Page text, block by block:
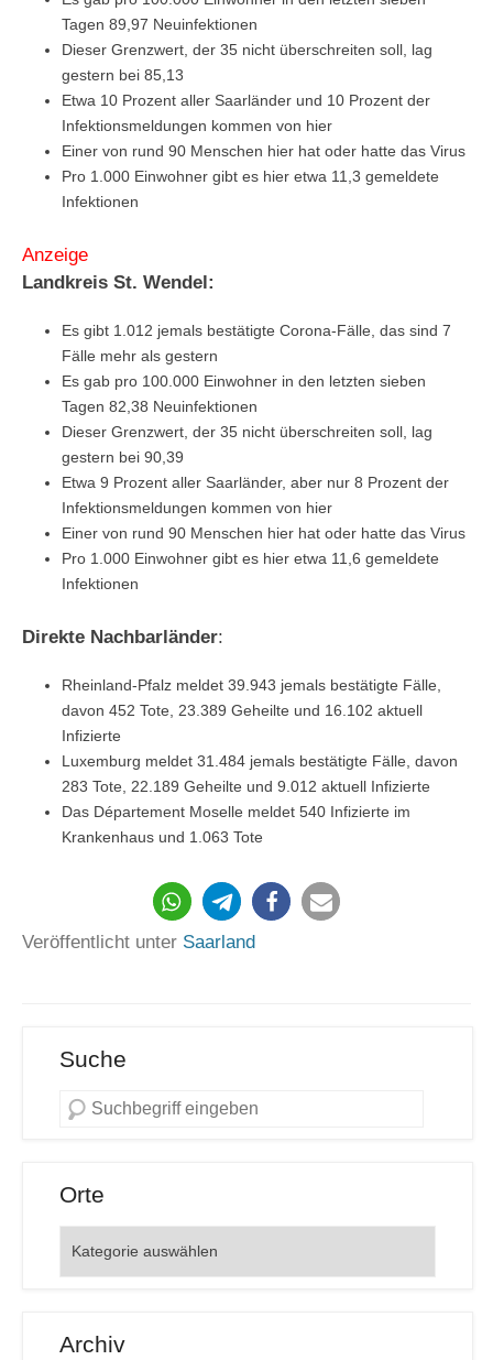
Tagen 89,97 Neuinfektionen
Dieser Grenzwert, der 35 nicht überschreiten soll, lag
gestern bei 85,13
Etwa 10 Prozent aller Saarländer und 10 Prozent der
Infektionsmeldungen kommen von hier
Einer von rund 90 Menschen hier hat oder hatte das Virus
Pro 1.000 Einwohner gibt es hier etwa 11,3 gemeldete
Infektionen
Anzeige
Landkreis St. Wendel:
Es gibt 1.012 jemals bestätigte Corona-Fälle, das sind 7
Fälle mehr als gestern
Es gab pro 100.000 Einwohner in den letzten sieben
Tagen 82,38 Neuinfektionen
Dieser Grenzwert, der 35 nicht überschreiten soll, lag
gestern bei 90,39
Etwa 9 Prozent aller Saarländer, aber nur 8 Prozent der
Infektionsmeldungen kommen von hier
Einer von rund 90 Menschen hier hat oder hatte das Virus
Pro 1.000 Einwohner gibt es hier etwa 11,6 gemeldete
Infektionen
Direkte Nachbarländer:
Rheinland-Pfalz meldet 39.943 jemals bestätigte Fälle,
davon 452 Tote, 23.389 Geheilte und 16.102 aktuell
Infizierte
Luxemburg meldet 31.484 jemals bestätigte Fälle, davon
283 Tote, 22.189 Geheilte und 9.012 aktuell Infizierte
Das Département Moselle meldet 540 Infizierte im
Krankenhaus und 1.063 Tote
270
Veröffentlicht unter Saarland
Suche
Orte
Archiv